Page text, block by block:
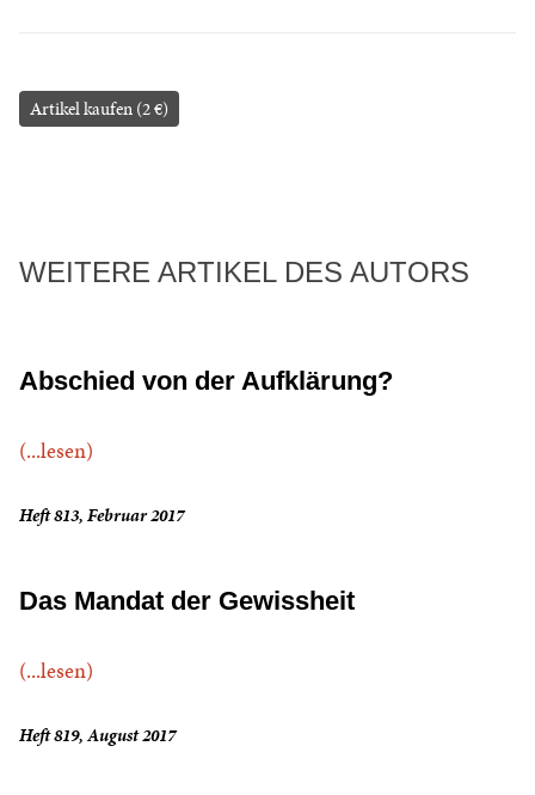
Artikel kaufen (2 €)
WEITERE ARTIKEL DES AUTORS
Abschied von der Aufklärung?
(...lesen)
Heft 813, Februar 2017
Das Mandat der Gewissheit
(...lesen)
Heft 819, August 2017